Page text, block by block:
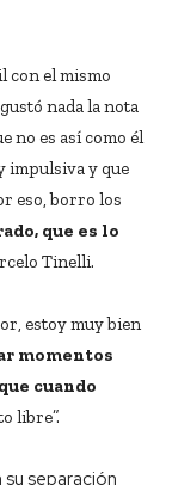
con el mismo
nada la nota
no es así como él
impulsiva y que
eso, borro los
que es lo
Tinelli.
estoy muy bien
momentos
cuando
libre”.